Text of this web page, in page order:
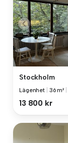
Stockholm
Lägenhet 36 m²
13 800 kr